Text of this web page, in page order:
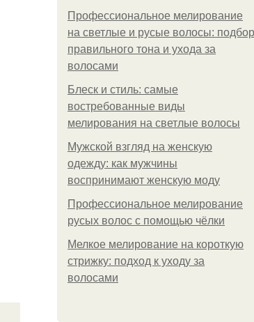
Профессиональное мелирование
на светлые и русые волосы: подбор
правильного тона и ухода за
волосами
Блеск и стиль: самые
востребованные виды
мелирования на светлые волосы
Мужской взгляд на женскую
одежду: как мужчины
воспринимают женскую моду
Профессиональное мелирование
русых волос с помощью чёлки
Мелкое мелирование на короткую
стрижку: подход к уходу за
волосами